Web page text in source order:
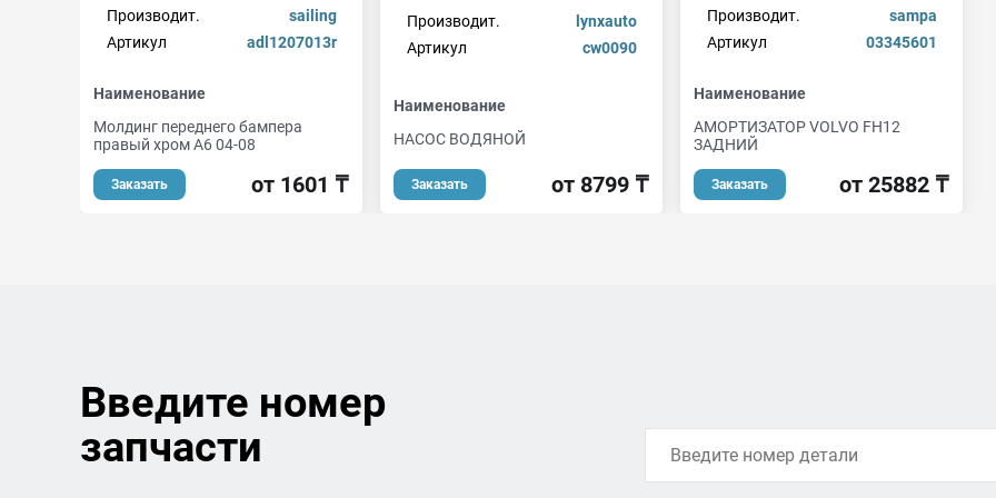
Производит.
sailing
Артикул
adl1207013r
Наименование
Молдинг переднего бампера
правый хром A6 04-08
Заказать от 1601 ₸
Производит.
lynxauto
Артикул
cw0090
Наименование
НАСОС ВОДЯНОЙ
Заказать от 8799 ₸
Производит.
sampa
Артикул
03345601
Наименование
АМОРТИЗАТОР VOLVO FH12
ЗАДНИЙ
Заказать от 25882 ₸
Введите номер
запчасти